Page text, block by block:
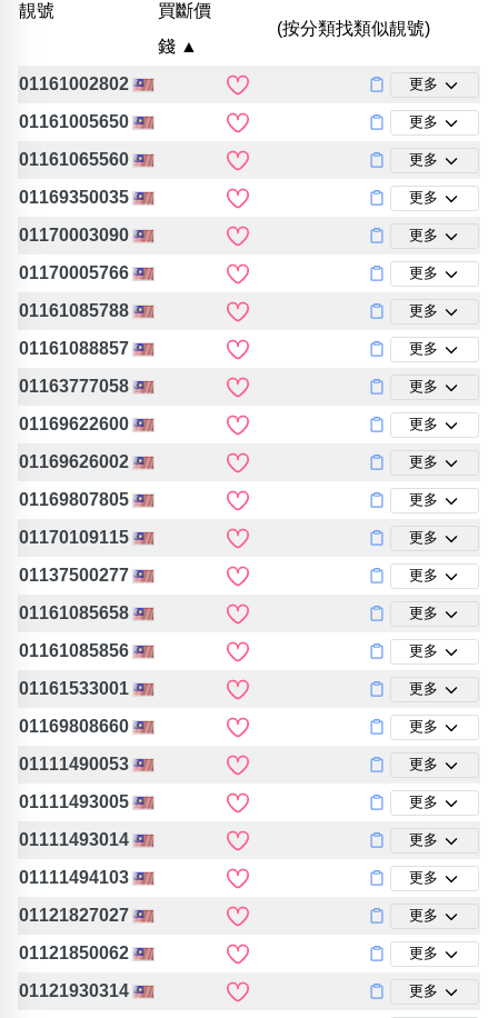
位置分類
次數分類
生日分類
生天延/貴財成
搜尋
靚號
買斷價
錢 ▲
(按分類找類似靚號)
01161002802 更多
01161005650 更多
01161065560 更多
01169350035 更多
01170003090 更多
01170005766 更多
01161085788 更多
01161088857 更多
01163777058 更多
01169622600 更多
01169626002 更多
01169807805 更多
01170109115 更多
01137500277 更多
01161085658 更多
01161085856 更多
01161533001 更多
01169808660 更多
01111490053 更多
01111493005 更多
01111493014 更多
01111494103 更多
01121827027 更多
01121850062 更多
01121930314 更多